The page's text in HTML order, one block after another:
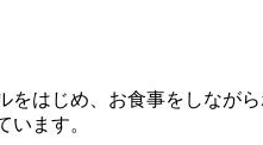
はじめ、お食事をしながら
います。